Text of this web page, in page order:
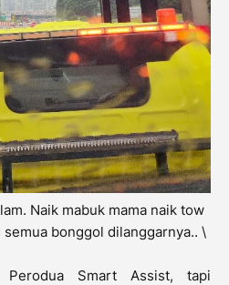
Naik mabuk mama naik tow
bonggol dilanggarnya.. \
Perodua Smart Assist, tapi